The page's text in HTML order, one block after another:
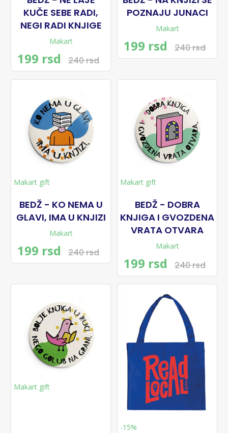
KUČE SEBE RADI,
NEGI RADI KNJIGE
Makart
199 rsd 240 rsd
POZNAJU JUNACI
Makart
199 rsd 240 rsd
Makart gift
BEDŽ - KO NEMA U
GLAVI, IMA U KNJIZI
Makart
199 rsd 240 rsd
Makart gift
BEDŽ - DOBRA
KNJIGA I GVOZDENA
VRATA OTVARA
Makart
199 rsd 240 rsd
Makart gift
-15%